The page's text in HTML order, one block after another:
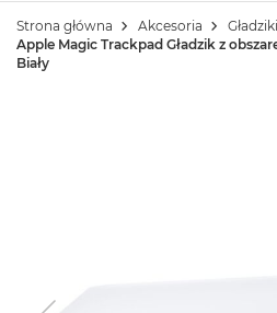
Strona główna Akcesoria
Gładziki
Apple Magic Trackpad Gładzik z
Biały